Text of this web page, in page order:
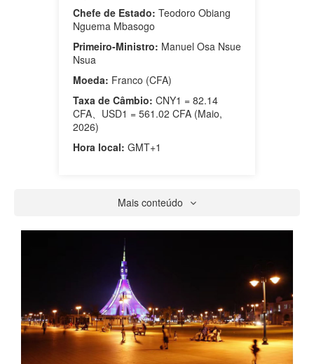
Chefe de Estado: Teodoro Obiang
Nguema Mbasogo
Primeiro-Ministro: Manuel Osa Nsue
Nsua
Moeda: Franco (CFA)
Taxa de Câmbio: CNY1 = 82.14
CFA、USD1 = 561.02 CFA (Maio,
2026)
Hora local: GMT+1
Mais conteúdo